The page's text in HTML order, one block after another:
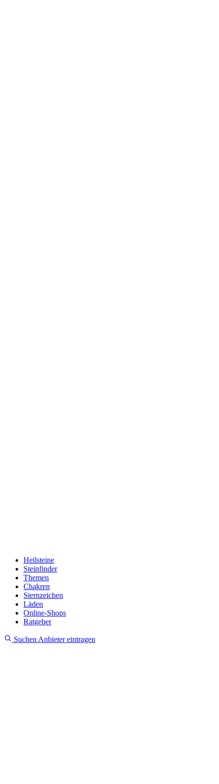
Heilsteine
Steinfinder
Themen
Chakren
Sternzeichen
Läden
Online-Shops
Ratgeber
Suchen Anbieter eintragen